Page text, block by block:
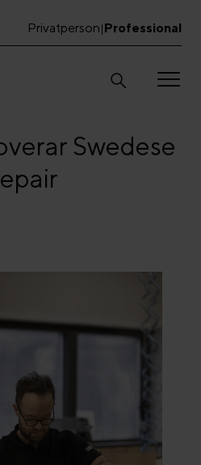
Professional
|
Privatperson
Swedese